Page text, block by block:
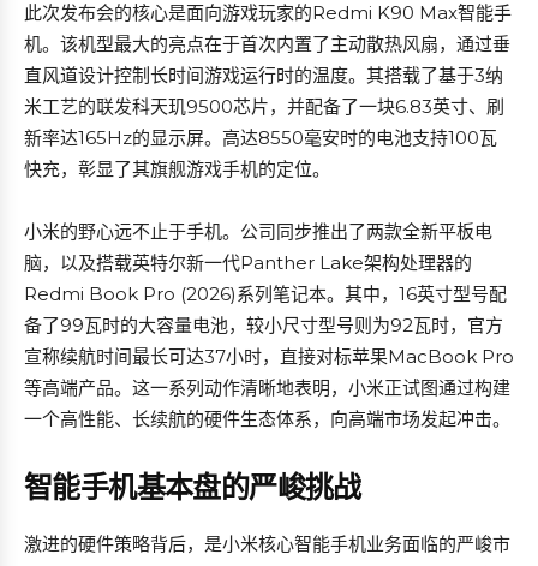
此次发布会的核心是面向游戏玩家的Redmi K90 Max智能手
机。该机型最大的亮点在于首次内置了主动散热风扇，通过垂
直风道设计控制长时间游戏运行时的温度。其搭载了基于3纳
米工艺的联发科天玑9500芯片，并配备了一块6.83英寸、刷
新率达165Hz的显示屏。高达8550毫安时的电池支持100瓦
快充，彰显了其旗舰游戏手机的定位。
小米的野心远不止于手机。公司同步推出了两款全新平板电
脑，以及搭载英特尔新一代Panther Lake架构处理器的
Redmi Book Pro (2026)系列笔记本。其中，16英寸型号配
备了99瓦时的大容量电池，较小尺寸型号则为92瓦时，官方
宣称续航时间最长可达37小时，直接对标苹果MacBook Pro
等高端产品。这一系列动作清晰地表明，小米正试图通过构建
一个高性能、长续航的硬件生态体系，向高端市场发起冲击。
智能手机基本盘的严峻挑战
激进的硬件策略背后，是小米核心智能手机业务面临的严峻市